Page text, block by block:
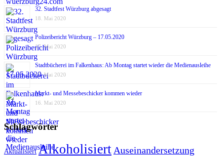
32. Stadtfest Würzburg abgesagt
18. Mai 2020
Polizeibericht Würzburg – 17.05.2020
17. Mai 2020
Stadtbücherei im Falkenhaus: Ab Montag startet wieder die Medienausleihe
17. Mai 2020
Markt- und Messebeschicker kommen wieder
16. Mai 2020
Schlagwörter
Aktualisiert Alkoholisiert Auseinandersetzung